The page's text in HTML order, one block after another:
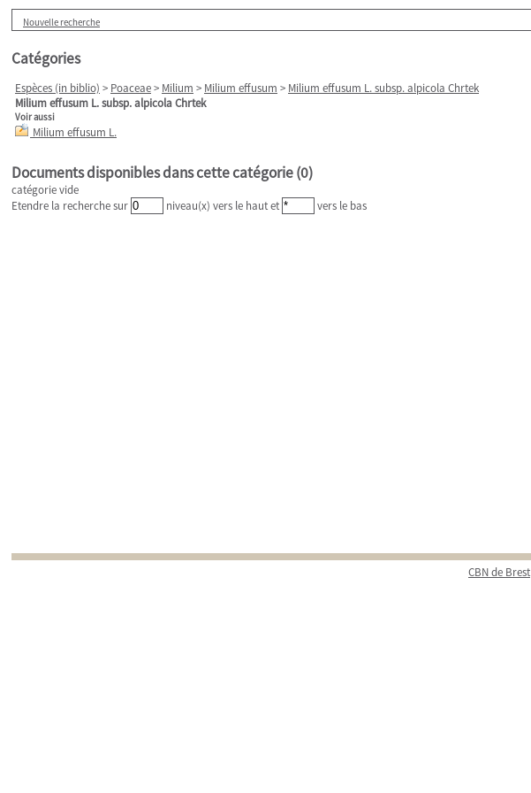
Nouvelle recherche
Catégories
Espèces (in biblio) > Poaceae> Milium > Milium effusum > Milium effusum L. subsp. alpicola Chrtek
Milium effusum L. subsp. alpicola Chrtek
Voir aussi
Milium effusum L.
Documents disponibles dans cette catégorie (0)
catégorie vide
Etendre la recherche sur
niveau(x) vers le haut et vers le bas
CBN de Brest